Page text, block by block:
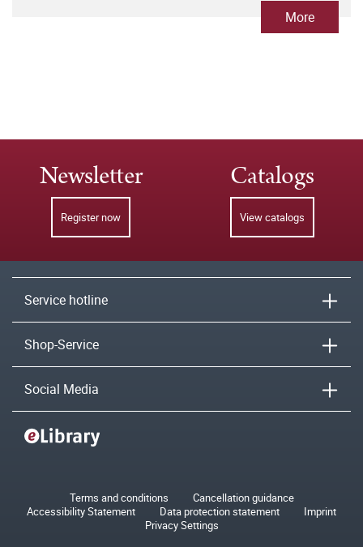
More
Newsletter
Register now
Catalogs
View catalogs
Service hotline
Shop-Service
Social Media
Terms and conditions
Cancellation guidance
Accessibility Statement
Data protection statement
Imprint
Privacy Settings